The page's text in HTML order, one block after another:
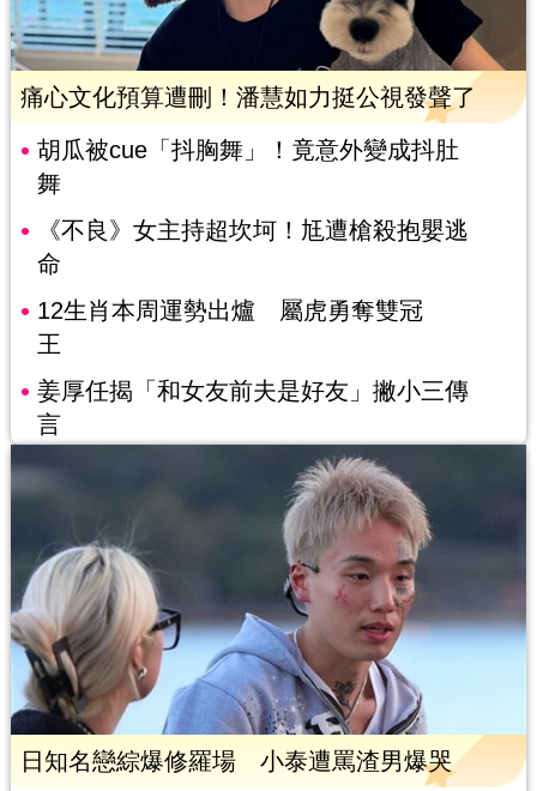
痛心文化預算遭刪！潘慧如力挺公視發聲了
胡瓜被cue「抖胸舞」！竟意外變成抖肚
舞
《不良》女主持超坎坷！尪遭槍殺抱嬰逃
命
12生肖本周運勢出爐 屬虎勇奪雙冠
王
姜厚任揭「和女友前夫是好友」撇小三傳
言
日知名戀綜爆修羅場 小泰遭罵渣男爆哭